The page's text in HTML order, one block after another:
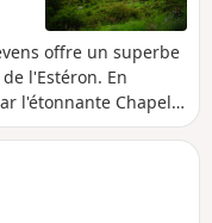
offre un superbe
l'Estéron. En
l'étonnante Chapelle
petite forêt de
de découvrir le
Mercantour entre 2